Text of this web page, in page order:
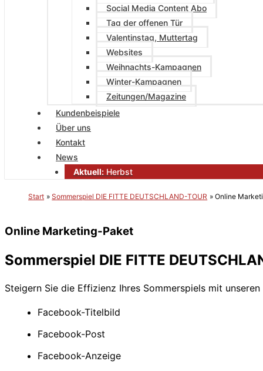
Social Media Content Abo
Tag der offenen Tür
Valentinstag, Muttertag
Websites
Weihnachts-Kampagnen
Winter-Kampagnen
Zeitungen/Magazine
Kundenbeispiele
Über uns
Kontakt
News
Aktuell: Herbst
Start Sommerspiel DIE FITTE DEUTSCHLAND-TOUR Online
Online Marketing-Paket
Sommerspiel DIE FITTE
Steigern Sie die Effizienz Ihres Sommerspiels mit
Facebook-Titelbild
Facebook-Post
Facebook-Anzeige